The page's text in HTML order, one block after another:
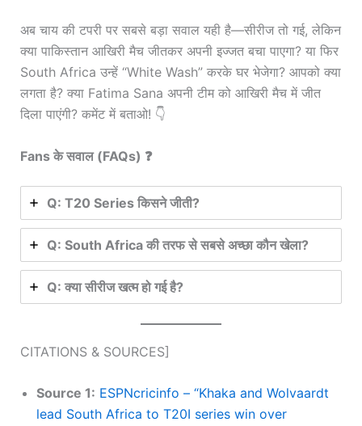
अब चाय की टपरी पर सबसे बड़ा सवाल यही है—सीरीज तो गई, लेकिन
क्या पाकिस्तान आखिरी मैच जीतकर अपनी इज्जत बचा पाएगा? या फिर
South Africa उन्हें “White Wash” करके घर भेजेगा? आपको क्या
लगता है? क्या Fatima Sana अपनी टीम को आखिरी मैच में जीत
दिला पाएंगी? कमेंट में बताओ! 👇
Fans के सवाल (FAQs) ❓
Q: T20 Series किसने जीती?
Q: South Africa की तरफ से सबसे अच्छा कौन खेला?
Q: क्या सीरीज खत्म हो गई है?
CITATIONS & SOURCES]
Source 1: ESPNcricinfo – “Khaka and Wolvaardt
lead South Africa to T20I series win over